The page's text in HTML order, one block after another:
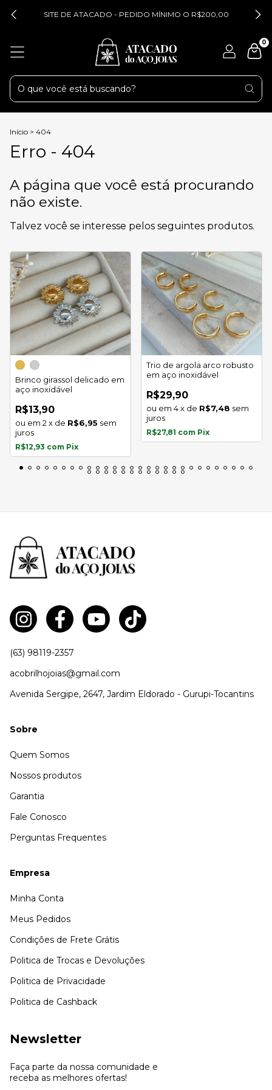
SITE DE ATACADO - PEDIDO MÍNIMO O R$200,00
0
Início > 404
Erro - 404
A página que você está procurando
não existe.
Talvez você se interesse pelos seguintes produtos.
Brinco girassol delicado em
aço inoxidável
R$13,90
2 x de R$6,95 sem
juros
R$12,93 com Pix
Trio de argola arco robusto
em aço inoxidável
R$29,90
4x de R$7,48 sem
juros
R$27,81 com Pix
(63) 98119-2357
acobrilhojoias@gmail.com
Avenida Sergipe, 2647, Jardim Eldorado - Gurupi-Tocantins
Sobre
Quem Somos
Nossos produtos
Garantia
Fale Conosco
Perguntas Frequentes
Empresa
Minha Conta
Meus Pedidos
Condições de Frete Grátis
Politica de Trocas e Devoluções
Politica de Privacidade
Politica de Cashback
Newsletter
Faça parte da nossa comunidade e
receba as melhores ofertas!